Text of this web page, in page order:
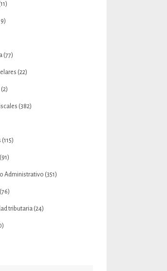
(77)
(22)
(2)
(382)
(115)
(91)
Administrativo (351)
(76)
tributaria(24)